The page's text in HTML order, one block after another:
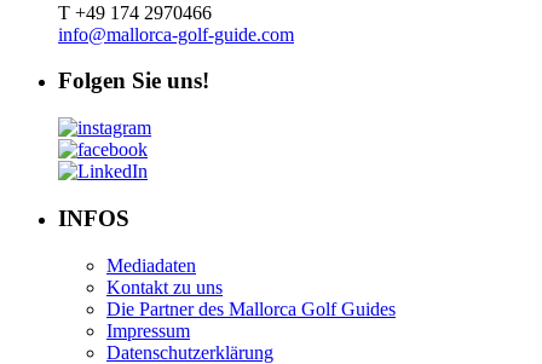
T +49 174 2970466
info@mallorca-golf-guide.com
Folgen Sie uns!
INFOS
Mediadaten
Kontakt zu uns
Die Partner des Mallorca Golf Guides
Impressum
Datenschutzerklärung